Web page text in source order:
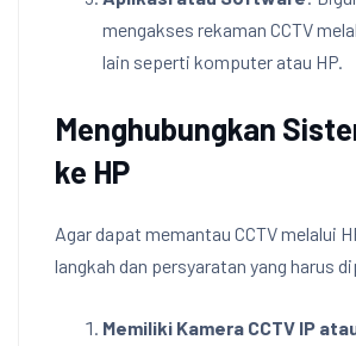
mengakses rekaman CCTV
lain seperti komputer atau HP.
Menghubungkan
ke HP
Agar dapat memantau CCTV melalui
langkah dan persyaratan yang harus
Memiliki Kamera CCTV IP